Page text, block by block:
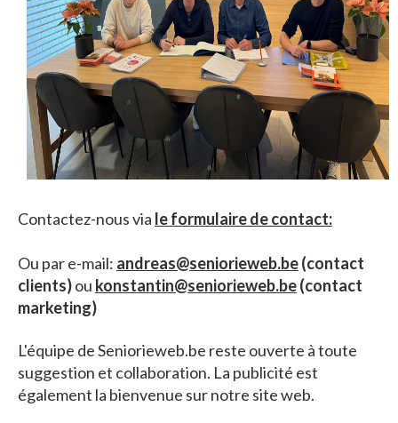
Contactez-nous via le formulaire de contact:
Ou par e-mail: andreas@seniorieweb.be(contact
clients)ou konstantin@seniorieweb.be(contact
marketing)
L'équipe de Seniorieweb.be reste ouverte à toute
suggestion et collaboration. La publicité est
également la bienvenue sur notre site web.